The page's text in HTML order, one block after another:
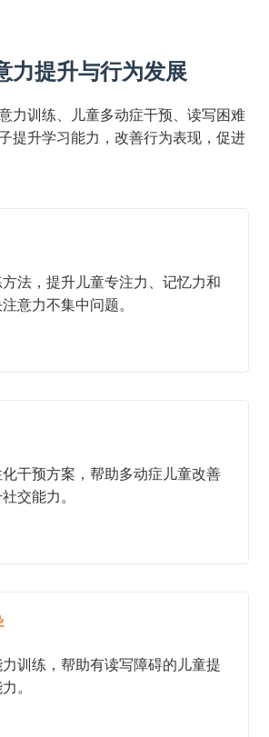
力提升与行为发展
力训练、儿童多动症干预、读写困难
提升学习能力，改善行为表现，促进
法，提升儿童专注力、记忆力和
意力不集中问题。
干预方案，帮助多动症儿童改善
交能力。
训练，帮助有读写障碍的儿童提
。